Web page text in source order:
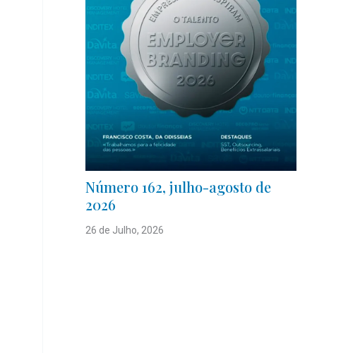
Número 162, julho-agosto de
2026
26 de Julho, 2026